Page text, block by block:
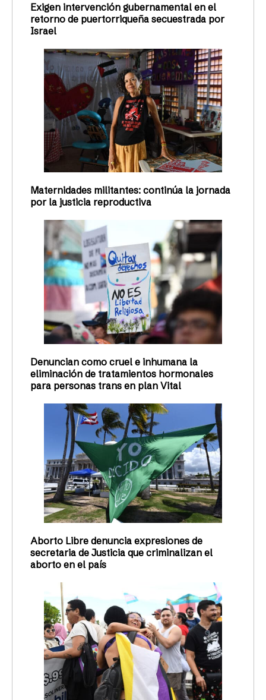
Exigen intervención gubernamental en el
retorno de puertorriqueña secuestrada por
Israel
Maternidades militantes: continúa la jornada
por la justicia reproductiva
Denuncian como cruel e inhumana la
eliminación de tratamientos hormonales
para personas trans en plan Vital
Aborto Libre denuncia expresiones de
secretaria de Justicia que criminalizan el
aborto en el país